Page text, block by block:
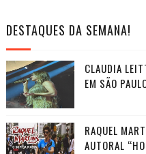
DESTAQUES DA SEMANA!
CLAUDIA
EM SÃO
RAQUEL
AUTORAL